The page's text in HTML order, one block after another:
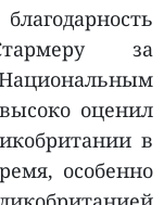
за
оценил
в
особенно